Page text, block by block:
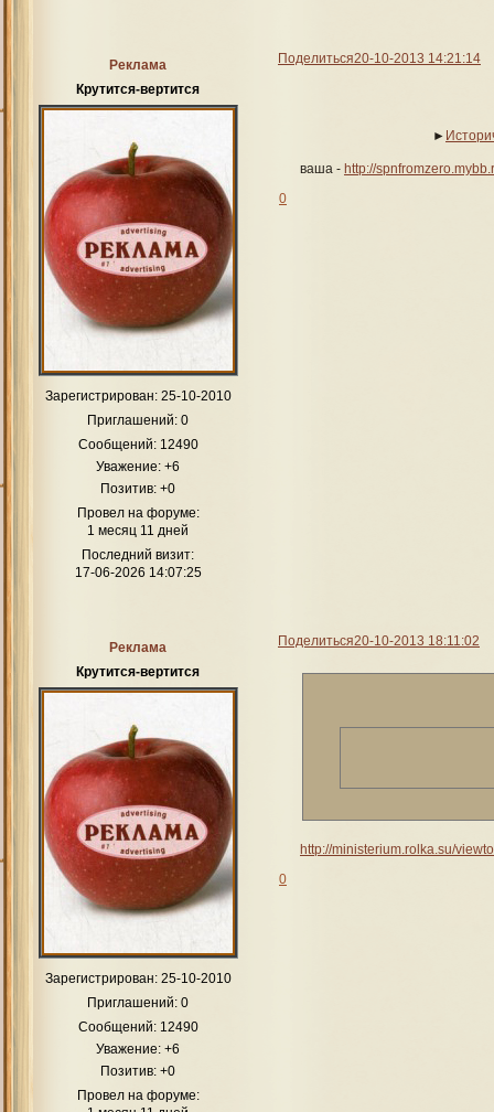
Поделиться20-10-2013 14:21:14
Реклама
Крутится-вертится
Зарегистрирован: 25-10-2010
Приглашений: 0
Сообщений:12490
Уважение: +6
Позитив: +0
Провел на форуме:
1 месяц 11 дней
Последний визит:
17-06-2026 14:07:25
►
ваша - http://
0
Поделиться20-10-2013 18:11:02
Реклама
Крутится-вертится
Зарегистрирован: 25-10-2010
Приглашений: 0
Сообщений:12490
Уважение: +6
Позитив: +0
Провел на форуме:
http://ministerium.rolka.su/
0